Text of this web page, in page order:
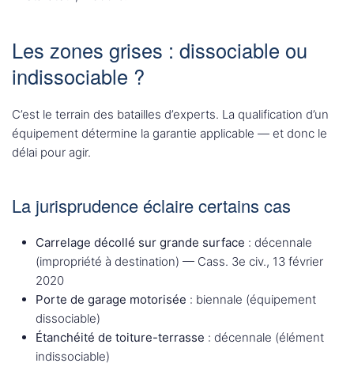
Les zones grises : dissociable ou
indissociable ?
C’est le terrain des batailles d’experts. La qualification d’un
équipement détermine la garantie applicable — et donc le
délai pour agir.
La jurisprudence éclaire certains cas
Carrelage décollé sur grande surface : décennale
(impropriété à destination) — Cass. 3e civ., 13 février
2020
Porte de garage motorisée : biennale (équipement
dissociable)
Étanchéité de toiture-terrasse : décennale (élément
indissociable)